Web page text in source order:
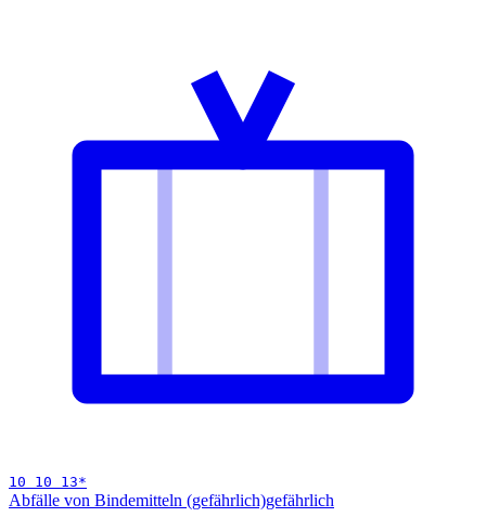
10 10 13*
Abfälle von Bindemitteln (gefährlich)gefährlich